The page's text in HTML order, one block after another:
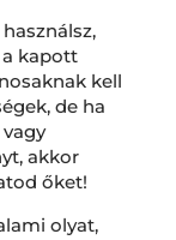
kapott
kell
de ha
akkor
őket!
olyat,